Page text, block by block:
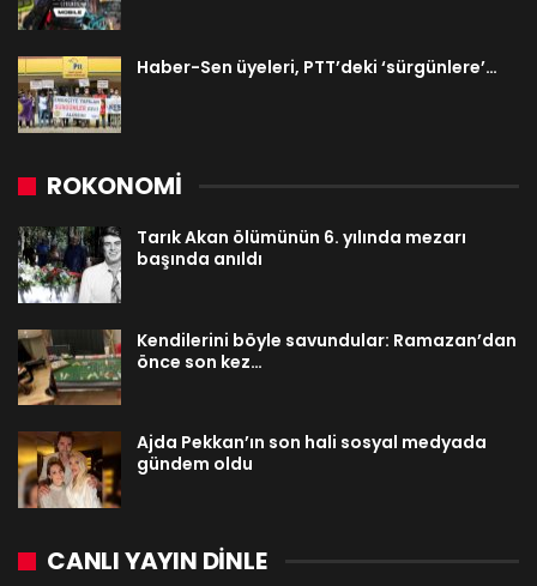
Haber-Sen üyeleri, PTT’deki ‘sürgünlere’…
ROKONOMİ
Tarık Akan ölümünün 6. yılında mezarı
başında anıldı
Kendilerini böyle savundular: Ramazan’dan
önce son kez…
Ajda Pekkan’ın son hali sosyal medyada
gündem oldu
CANLI YAYIN DINLE